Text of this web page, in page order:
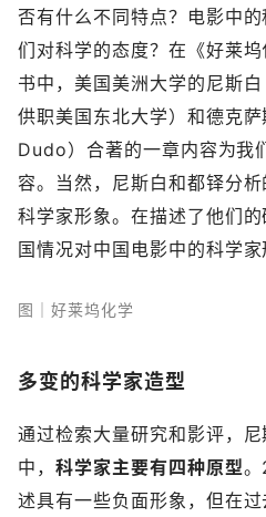
否有什么不同特点？电影中
们对科学的态度？在《好莱
书中，美国美洲大学的尼斯
供职美国东北大学）和德克
Dudo）合著的一章内容为我
容。当然，尼斯白和都铎分
科学家形象。在描述了他们
国情况对中国电影中的科学家
图｜好莱坞化学
多变的科学家造型
通过检索大量研究和影评，
中， 科学家主要有四种原型
述具有一些负面形象，但在